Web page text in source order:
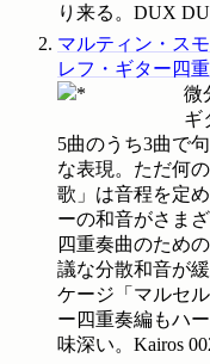
り来る。DUX
マルティン・ス
レフ・ギター四
微
ギ
5曲のうち3曲で
な表現。ただ何
歌」は音程を定
ーの和音がさま
四重奏曲のため
議な分散和音が
ケージ「マルセ
ー四重奏編もハ
味深い。Kairos